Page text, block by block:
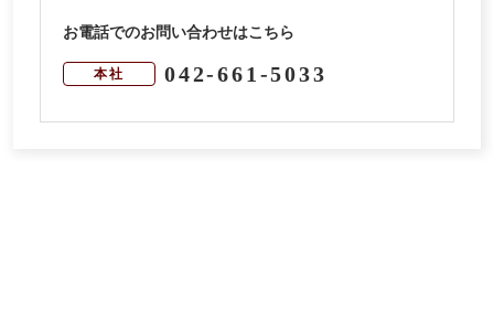
お電話でのお問い合わせはこちら
本社 042-661-5033